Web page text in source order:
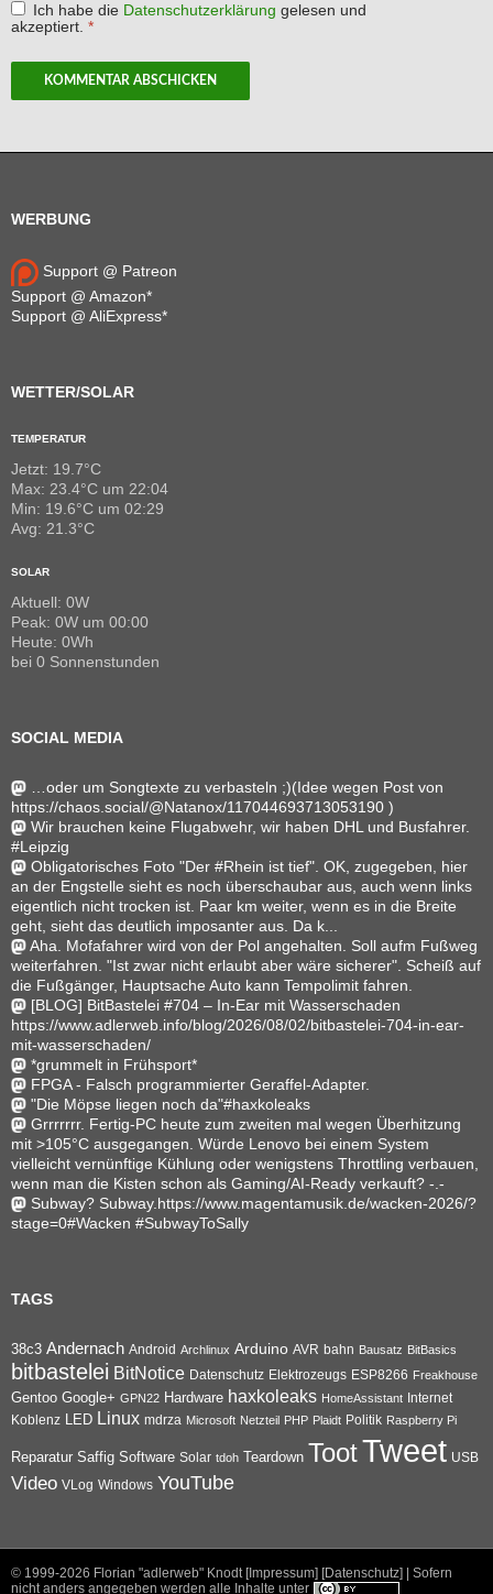
Ich habe die Datenschutzerklärung gelesen und
akzeptiert. *
WERBUNG
Support @ Patreon
Support @ Amazon*
Support @ AliExpress*
WETTER/SOLAR
TEMPERATUR
Jetzt: 19.7°C
Max: 23.4°C um 22:04
Min: 19.6°C um 02:29
Avg: 21.3°C
SOLAR
Aktuell: 0W
Peak: 0W um 00:00
Heute: 0Wh
bei 0 Sonnenstunden
SOCIAL MEDIA
…oder um Songtexte zu verbasteln ;)(Idee wegen Post von
https://chaos.social/@Natanox/117044693713053190 )
Wir brauchen keine Flugabwehr, wir haben DHL und Busfahrer.
#Leipzig
Obligatorisches Foto "Der #Rhein ist tief". OK, zugegeben, hier
an der Engstelle sieht es noch überschaubar aus, auch wenn links
eigentlich nicht trocken ist. Paar km weiter, wenn es in die Breite
geht, sieht das deutlich imposanter aus. Da k...
Aha. Mofafahrer wird von der Pol angehalten. Soll aufm Fußweg
weiterfahren. "Ist zwar nicht erlaubt aber wäre sicherer". Scheiß auf
die Fußgänger, Hauptsache Auto kann Tempolimit fahren.
[BLOG] BitBastelei #704 – In-Ear mit Wasserschaden
https://www.adlerweb.info/blog/2026/08/02/bitbastelei-704-in-ear-
mit-wasserschaden/
*grummelt in Frühsport*
FPGA - Falsch programmierter Geraffel-Adapter.
"Die Möpse liegen noch da"#haxkoleaks
Grrrrrrr. Fertig-PC heute zum zweiten mal wegen Überhitzung
mit >105°C ausgegangen. Würde Lenovo bei einem System
vielleicht vernünftige Kühlung oder wenigstens Throttling verbauen,
wenn man die Kisten schon als Gaming/AI-Ready verkauft? -.-
Subway? Subway.https://www.magentamusik.de/wacken-2026/?
stage=0#Wacken #SubwayToSally
TAGS
38c3 Andernach Android Archlinux Arduino AVR bahn Bausatz BitBasics
bitbastelei BitNotice Datenschutz Elektrozeugs ESP8266 Freakhouse
Gentoo Google+ GPN22 Hardware haxkoleaks HomeAssistant Internet
Koblenz LED Linux mdrza Microsoft Netzteil PHP Plaidt Politik Raspberry Pi
Reparatur Saffig Software Solar tdoh Teardown TootTweet USB
Video VLog Windows YouTube
© 1999-2026 Florian "adlerweb" Knodt [Impressum] [Datenschutz] | Sofern
nicht anders angegeben werden alle Inhalte unter